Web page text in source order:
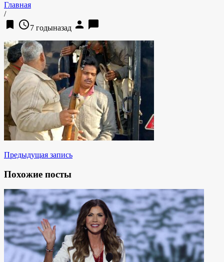
Главная
/
bookmark access_time7 годыназад person chat_bubble
Предыдущая запись
Похожие посты